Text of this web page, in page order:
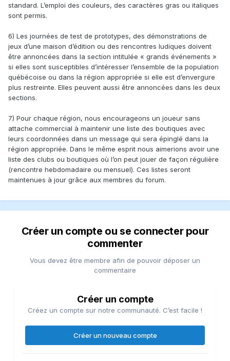
standard. L’emploi des couleurs, des caractères gras ou italiques
sont permis.
6) Les journées de test de prototypes, des démonstrations de
jeux d’une maison d’édition ou des rencontres ludiques doivent
être annoncées dans la section intitulée « grands événements »
si elles sont susceptibles d’intéresser l’ensemble de la population
québécoise ou dans la région appropriée si elle est d’envergure
plus restreinte. Elles peuvent aussi être annoncées dans les deux
sections.
7) Pour chaque région, nous encourageons un joueur sans
attache commercial à maintenir une liste des boutiques avec
leurs coordonnées dans un message qui sera épinglé dans la
région appropriée. Dans le même esprit nous aimerions avoir une
liste des clubs ou boutiques où l’on peut jouer de façon régulière
(rencontre hebdomadaire ou mensuel). Ces listes seront
maintenues à jour grâce aux membres du forum.
Créer un compte ou se connecter pour
commenter
Vous devez être membre afin de pouvoir déposer un
commentaire
Créer un compte
Créez un compte sur notre communauté. C’est facile !
Créer un nouveau compte